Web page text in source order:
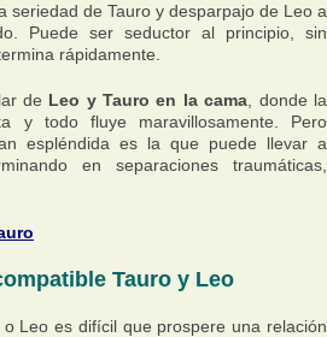
seriedad de Tauro y desparpajo de Leo a
Puede ser seductor al principio, sin
rápidamente.
de Leo y Tauro en la cama , donde la
y todo fluye maravillosamente. Pero
espléndida es la que puede llevar a
en separaciones traumáticas,
Tauro y Leo
Leo es difícil que prospere una relación